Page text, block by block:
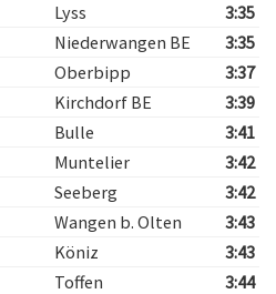
Lyss
3:35
Niederwangen BE
3:35
Oberbipp
3:37
Kirchdorf BE
3:39
Bulle
3:41
Muntelier
3:42
Seeberg
3:42
Wangen b. Olten
3:43
Köniz
3:43
Toffen
3:44